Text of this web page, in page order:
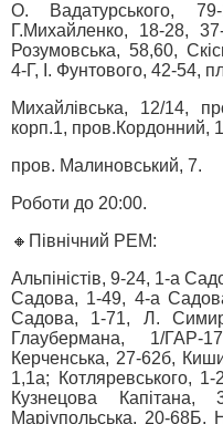
О. Вадатурського,
Г.Михайленко, 18-28,
Розумовська, 58,60,
4-Г, І. Фунтового, 42-54,
Михайлівська, 12/14,
корп.1, пров.Кордонний,
пров. Малиновський, 7.
Роботи до 20:00.
🔸Північний РЕМ:
Альпіністів, 9-24, 1-а
Садова, 1-49, 4-а
Садова, 1-71, Л.
Глаубермана, 1/
Керченська, 27-62б,
1,1а; Котляревського,
Кузнецова
Маріупольська, 20-68Б,